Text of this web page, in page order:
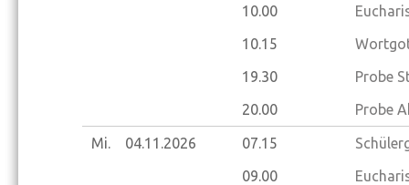
10.00
10.15
19.30
Probe
20.00
Probe
Mi. 04.11.2026 07.15
09.00